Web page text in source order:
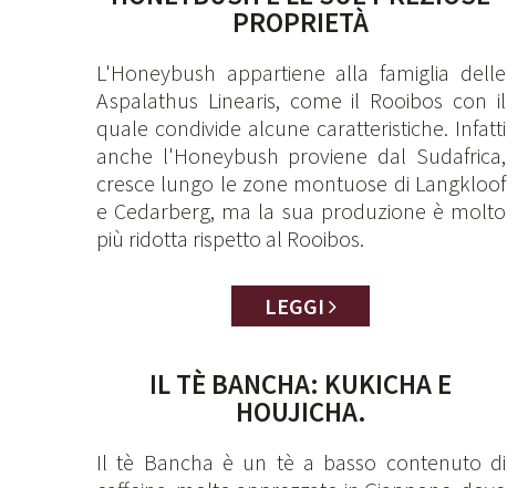
PROPRIETÀ
L'Honeybush appartiene alla famiglia delle
Aspalathus Linearis, come il Rooibos con il
quale condivide alcune caratteristiche. Infatti
anche l'Honeybush proviene dal Sudafrica,
cresce lungo le zone montuose di Langkloof
e Cedarberg, ma la sua produzione è molto
più ridotta rispetto al Rooibos.
LEGGI
IL TÈ BANCHA: KUKICHA E
HOUJICHA.
Il tè Bancha è un tè a basso contenuto di